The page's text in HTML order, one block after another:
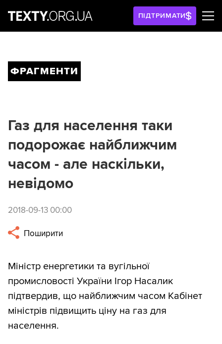
ПІДТРИМАТИ
ФРАГМЕНТИ
Газ для населення таки
подорожає найближчим
часом - але наскільки,
невідомо
2018-09-13 00:00
Поширити
Міністр енергетики та вугільної
промисловості України Ігор Насалик
підтвердив, що найближчим часом Кабінет
міністрів підвищить ціну на газ для
населення.